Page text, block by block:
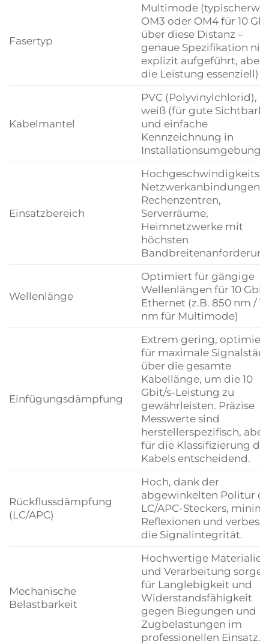
Fasertyp
Multimode
OM3 oder OM4 für 10
über diese Distanz –
genaue Spezifikation
explizit aufgeführt, aber
die Leistung essenziell)
Kabelmantel
PVC (Polyvinylchlorid),
weiß (für gute
und einfache
Kennzeichnung in
Einsatzbereich
Hochgeschwindigkeits-
Netzwerkanbindungen,
Rechenzentren,
Serverräume,
Heimnetzwerke mit
höchsten
Wellenlänge
Optimiert für gängige
Wellenlängen für 10
Ethernet (z.B. 850 nm /
nm für Multimode)
Einfügungsdämpfung
Extrem gering, optimiert
für maximale
über die gesamte
Kabellänge, um die 10
Gbit/s-Leistung zu
gewährleisten. Präzise
Messwerte sind
herstellerspezifisch, aber
für die Klassifizierung
Kabels entscheidend.
Rückflussdämpfung
(LC/APC)
Hoch, dank der
abgewinkelten Politur
LC/APC-Steckers,
Reflexionen und
die Signalintegrität.
Mechanische
Belastbarkeit
Hochwertige Materialien
und Verarbeitung sorgen
für Langlebigkeit und
Widerstandsfähigkeit
gegen Biegungen und
Zugbelastungen im
professionellen Einsatz.